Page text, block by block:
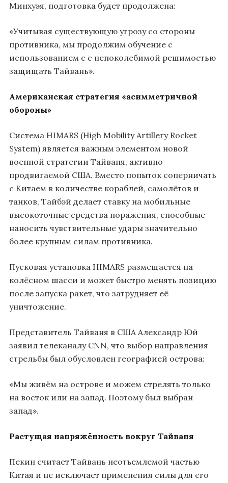
Минхуэя, подготовка будет продолжена:
«Учитывая существующую угрозу со стороны
противника, мы продолжим обучение с
использованием c с непоколебимой решимостью
защищать Тайвань».
Американская стратегия «асимметричной
обороны»
Система HIMARS (High Mobility Artillery Rocket
System) является важным элементом новой
военной стратегии Тайваня, активно
продвигаемой США. Вместо попыток соперничать
с Китаем в количестве кораблей, самолётов и
танков, Тайбэй делает ставку на мобильные
высокоточные средства поражения, способные
наносить чувствительные удары значительно
более крупным силам противника.
Пусковая установка HIMARS размещается на
колёсном шасси и может быстро менять позицию
после запуска ракет, что затрудняет её
уничтожение.
Представитель Тайваня в США Александр Юй
заявил телеканалу CNN, что выбор направления
стрельбы был обусловлен географией острова:
«Мы живём на острове и можем стрелять только
на восток или на запад. Поэтому был выбран
запад».
Растущая напряжённость вокруг Тайваня
Пекин считает Тайвань неотъемлемой частью
Китая и не исключает применения силы для его